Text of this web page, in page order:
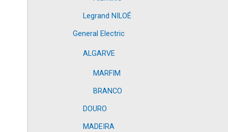
Legrand NILOÉ
General Electric
ALGARVE
MARFIM
BRANCO
DOURO
MADEIRA